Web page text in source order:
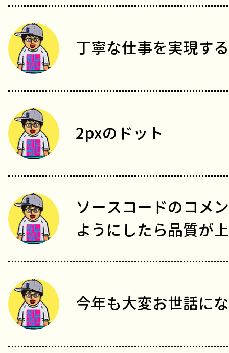
丁寧な仕事を実現す
2pxのドット
ソースコードのコメ
ようにしたら品質が
今年も大変お世話に